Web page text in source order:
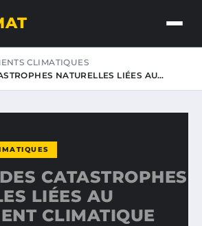
CLIMATIQUES
NATURELLES LIÉES AU…
CATASTROPHES
LIÉES AU
CLIMATIQUE